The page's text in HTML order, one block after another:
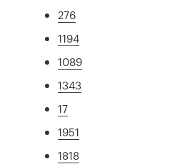
276
1194
1089
1343
17
1951
1818